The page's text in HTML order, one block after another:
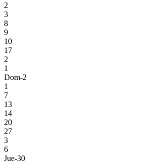
2
3
8
9
10
17
2
1
Dom-2
1
7
13
14
20
27
3
6
Jue-30